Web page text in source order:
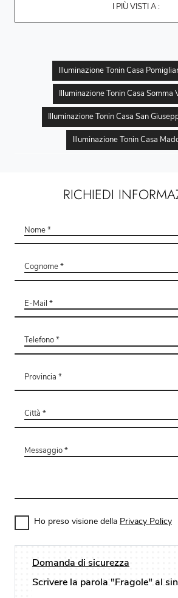
I PIÙ VISTI A :
Illuminazione Tonin Casa
Illuminazione Tonin Casa Somma
Illuminazione Tonin Casa San
Illuminazione Tonin Casa
RICHIEDI
Ho preso visione della Privacy Policy
Domanda di sicurezza
Scrivere la parola "Fragole" al